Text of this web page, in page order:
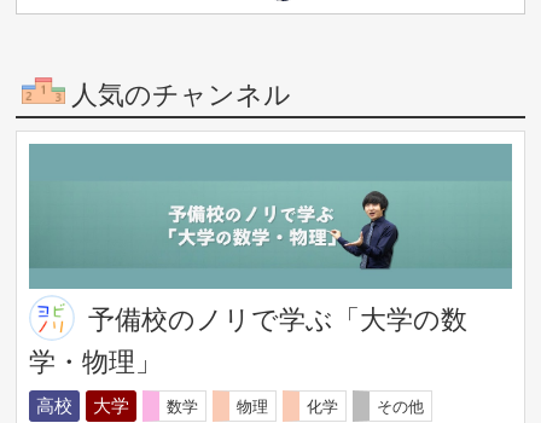
╋━━━━━━━━╋
🏆豪華特典6個目🏆
TOPIK対策：実力アップ＆合格戦略！
🏆豪華特典7個目🏆
TOPIKⅡ：作文対策！
╋━━━━━━━━╋
こちらの【7個】を
無料プレゼントします！
【⬇️LINE登録はこちら⬇️】
https://lstep.app/si8lwSp
【「アプリで開く」を押してください）】
人気のチャンネル
予備校のノリで学ぶ「大学の数
学・物理」
高校 大学 数学 物理 化学
その他